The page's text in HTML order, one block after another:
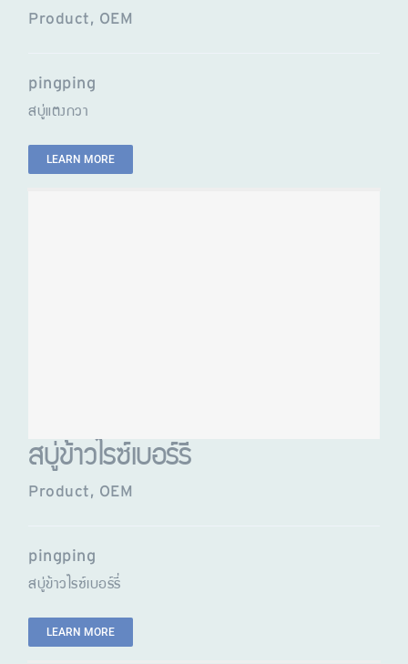
Product , OEM
pingping
สบู่แตงกวา
LEARN MORE
สบู่ข้าวไรซ์เบอร์รี่
Product , OEM
pingping
สบู่ข้าวไรซ์เบอร์รี่
LEARN MORE